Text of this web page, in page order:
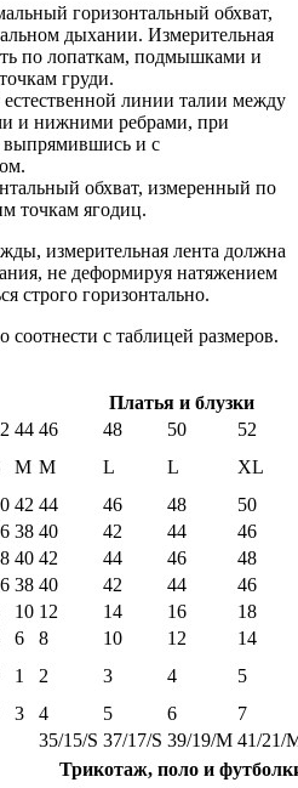
горизонтальный обхват,
дыхании. Измерительная
по лопаткам, подмышками и
груди.
естественной линии талии между
и нижними ребрами, при
и с
обхват, измеренный по
точкам ягодиц.
измерительная лента должна
не деформируя натяжением
строго горизонтально.
соотнести с таблицей размеров.
Платья и блузки
44 46 48 50
52
M M L L
XL
42 44 46 48
50
38 40 42 44
46
40 42 44 46
48
38 40 42 44
46
10 12 14 16
18
6 8 10 12
14
1 2 3 4
5
3 4 5 6
7
35/15/S 37/17/S 39/19/M 41/21/
Трикотаж, поло и